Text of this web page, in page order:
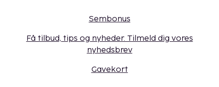
Sembonus
Få tilbud, tips og nyheder. Tilmeld dig vores
nyhedsbrev
Gavekort